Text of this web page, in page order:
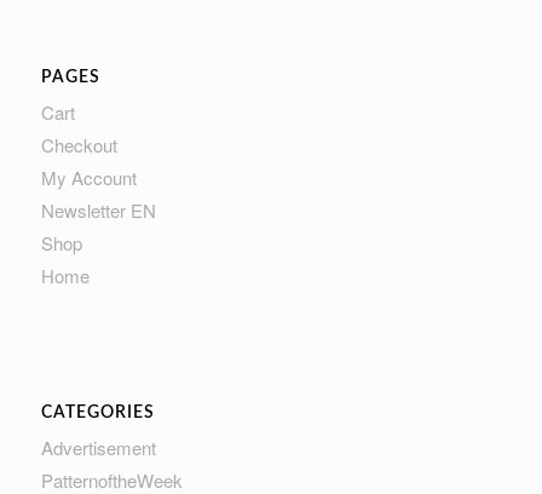
PAGES
Cart
Checkout
My Account
Newsletter EN
Shop
Home
CATEGORIES
Advertisement
PatternoftheWeek